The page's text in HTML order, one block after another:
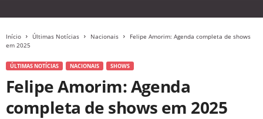
Início Últimas Notícias Nacionais
Felipe Amorim: Agenda completa de shows
em 2025
ÚLTIMAS NOTÍCIAS NACIONAIS SHOWS
Felipe Amorim: Agenda
completa de shows em 2025